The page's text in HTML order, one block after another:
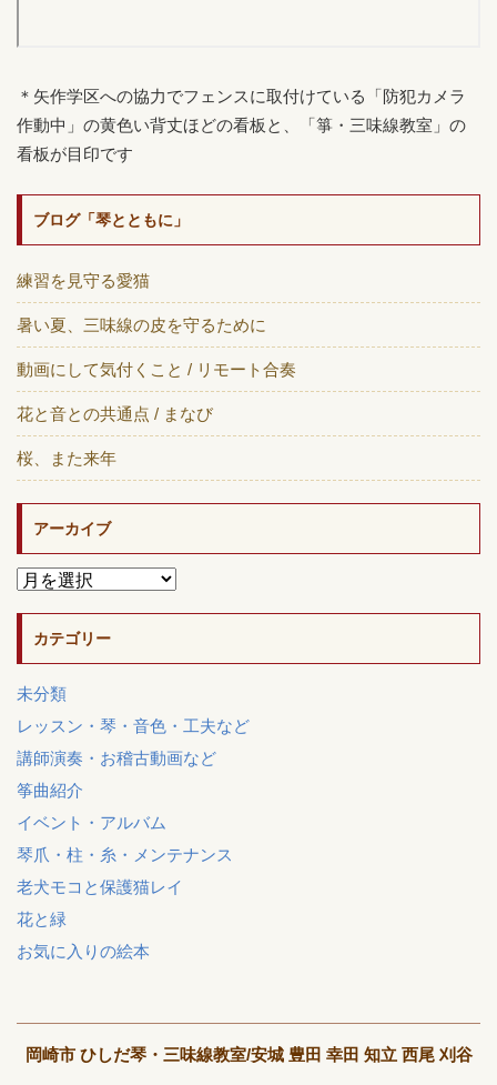
＊矢作学区への協力でフェンスに取付けている「防犯カメラ
作動中」の黄色い背丈ほどの看板と、「箏・三味線教室」の
看板が目印です
ブログ「琴とともに」
練習を見守る愛猫
暑い夏、三味線の皮を守るために
動画にして気付くこと / リモート合奏
花と音との共通点 / まなび
桜、また来年
アーカイブ
カテゴリー
未分類
レッスン・琴・音色・工夫など
講師演奏・お稽古動画など
筝曲紹介
イベント・アルバム
琴爪・柱・糸・メンテナンス
老犬モコと保護猫レイ
花と緑
お気に入りの絵本
岡崎市 ひしだ琴・三味線教室/安城 豊田 幸田 知立 西尾 刈谷